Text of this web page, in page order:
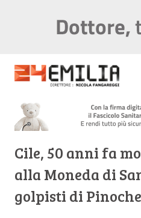
Cile, 50 anni fa
alla Moneda di
golpisti di